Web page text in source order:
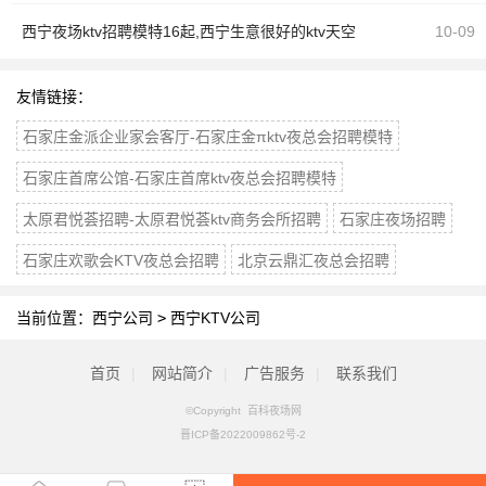
西宁夜场ktv招聘模特16起,西宁生意很好的ktv天空
10-09
友情链接：
石家庄金派企业家会客厅-石家庄金πktv夜总会招聘模特
石家庄首席公馆-石家庄首席ktv夜总会招聘模特
太原君悦荟招聘-太原君悦荟ktv商务会所招聘 石家庄夜场招聘
石家庄欢歌会KTV夜总会招聘 北京云鼎汇夜总会招聘
当前位置： 西宁公司 > 西宁KTV公司
首页 网站简介 广告服务 联系我们
©Copyright 百科夜场网
晋ICP备2022009862号-2